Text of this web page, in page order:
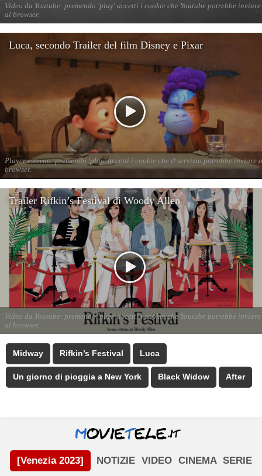
Midway Rifkin’s Festival Luca
Un giorno di pioggia a New York Black Widow After
[Venezia 2023] NOTIZIE VIDEO CINEMA SERIE